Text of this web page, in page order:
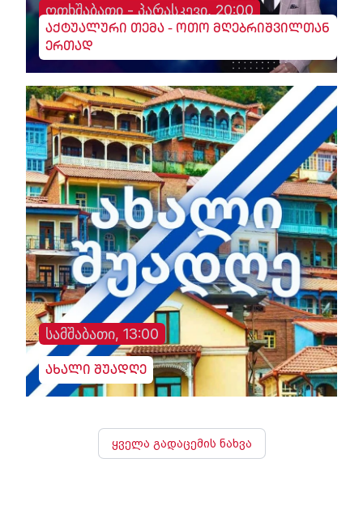
ოთხშაბათი - პარასკევი, 20:00
აქტუალური თემა - ოთო მღებრიშვილთან
ერთად
სამშაბათი, 13:00
ახალი შუადღე
ყველა გადაცემის ნახვა